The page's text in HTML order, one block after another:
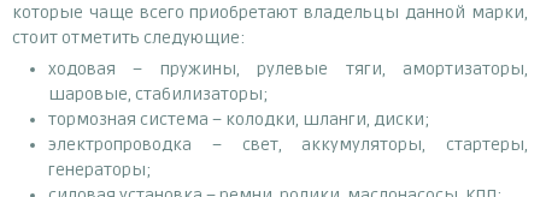
которые чаще всего приобретают владельцы данной марки,
стоит отметить следующие:
ходовая – пружины, рулевые тяги, амортизаторы,
шаровые, стабилизаторы;
тормозная система – колодки, шланги, диски;
электропроводка – свет, аккумуляторы, стартеры,
генераторы;